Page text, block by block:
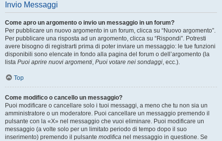
Invio Messaggi
Come apro un argomento o invio un messaggio in un forum?
Per pubblicare un nuovo argomento in un forum, clicca su “Nuovo argomento”.
Per pubblicare una risposta ad un argomento, clicca su “Rispondi”. Potresti
avere bisogno di registrarti prima di poter inviare un messaggio: le tue funzioni
disponibili sono elencate in fondo alla pagina del forum o dell’argomento (la
lista Puoi aprire nuovi argomenti, Puoi votare nei sondaggi, ecc.).
Top
Come modifico o cancello un messaggio?
Puoi modificare o cancellare solo i tuoi messaggi, a meno che tu non sia un
amministratore o un moderatore. Puoi cancellare un messaggio premendo il
pulsante con la «X» nel messaggio che vuoi eliminare. Puoi modificare un
messaggio (a volte solo per un limitato periodo di tempo dopo il suo
inserimento) premendo il pulsante modifica nel messaggio in questione. Se